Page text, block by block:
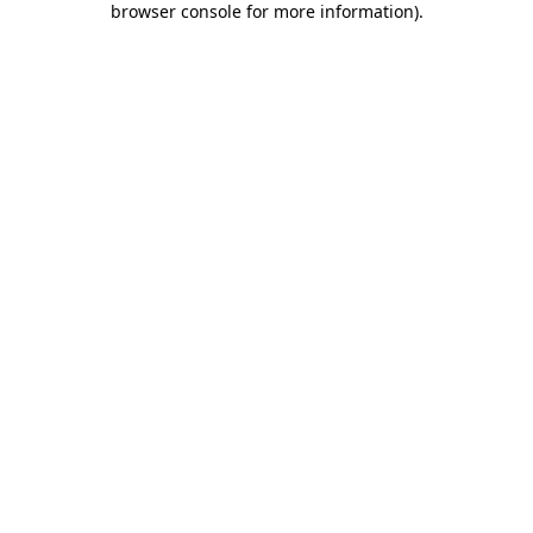
browser console for more information).